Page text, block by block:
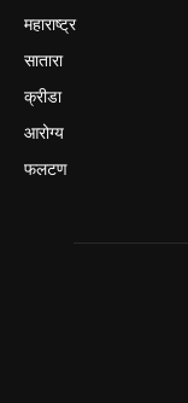
महाराष्ट्र
सातारा
क्रीडा
आरोग्य
फलटण